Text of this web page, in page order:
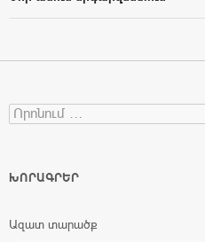
Search for:
ԽՈՐԱԳՐԵՐ
Ազատ տարածք